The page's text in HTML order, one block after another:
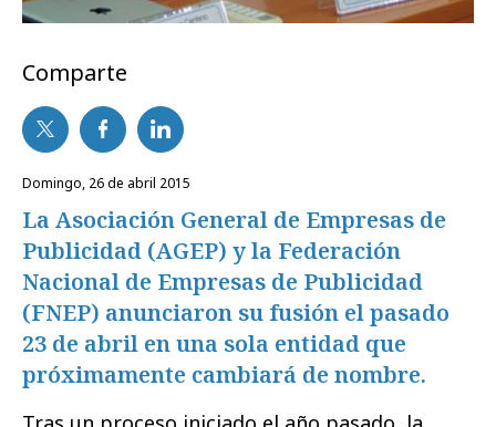
Comparte
domingo, 26 de abril 2015
La Asociación General de Empresas de
Publicidad (AGEP) y la Federación
Nacional de Empresas de Publicidad
(FNEP) anunciaron su fusión el pasado
23 de abril en una sola entidad que
próximamente cambiará de nombre.